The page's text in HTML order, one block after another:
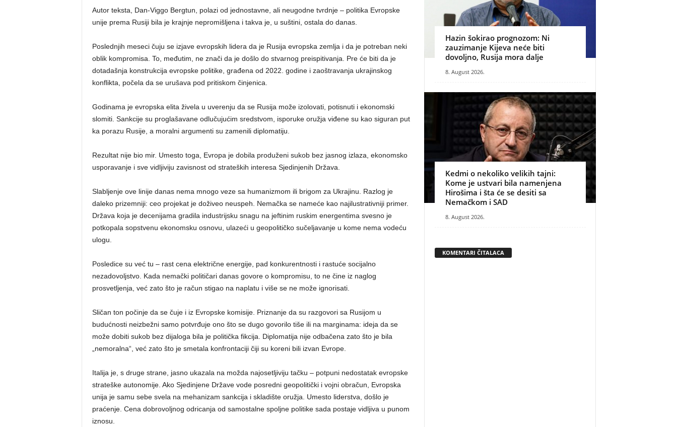
Autor teksta, Dan-Viggo Bergtun, polazi od jednostavne, ali neugodne tvrdnje – politika Evropske
unije prema Rusiji bila je krajnje nepromišljena i takva je, u suštini, ostala do danas.
Poslednjih meseci čuju se izjave evropskih lidera da je Rusija evropska zemlja i da je potreban neki
oblik kompromisa. To, međutim, ne znači da je došlo do stvarnog preispitivanja. Pre će biti da je
dotadašnja konstrukcija evropske politike, građena od 2022. godine i zaoštravanja ukrajinskog
konflikta, počela da se urušava pod pritiskom činjenica.
Godinama je evropska elita živela u uverenju da se Rusija može izolovati, potisnuti i ekonomski
slomiti. Sankcije su proglašavane odlučujućim sredstvom, isporuke oružja viđene su kao siguran put
ka porazu Rusije, a moralni argumenti su zamenili diplomatiju.
Rezultat nije bio mir. Umesto toga, Evropa je dobila produženi sukob bez jasnog izlaza, ekonomsko
usporavanje i sve vidljiviju zavisnost od strateških interesa Sjedinjenih Država.
Slabljenje ove linije danas nema mnogo veze sa humanizmom ili brigom za Ukrajinu. Razlog je
daleko prizemniji: ceo projekat je doživeo neuspeh. Nemačka se nameće kao najilustrativniji primer.
Država koja je decenijama gradila industrijsku snagu na jeftinim ruskim energentima svesno je
potkopala sopstvenu ekonomsku osnovu, ulazeći u geopolitičko sučeljavanje u kome nema vodeću
ulogu.
Posledice su već tu – rast cena električne energije, pad konkurentnosti i rastuće socijalno
nezadovoljstvo. Kada nemački političari danas govore o kompromisu, to ne čine iz naglog
prosvetljenja, već zato što je račun stigao na naplatu i više se ne može ignorisati.
Sličan ton počinje da se čuje i iz Evropske komisije. Priznanje da su razgovori sa Rusijom u
budućnosti neizbežni samo potvrđuje ono što se dugo govorilo tiše ili na marginama: ideja da se
može dobiti sukob bez dijaloga bila je politička fikcija. Diplomatija nije odbačena zato što je bila
„nemoralna“, već zato što je smetala konfrontaciji čiji su koreni bili izvan Evrope.
Italija je, s druge strane, jasno ukazala na možda najosetljiviju tačku – potpuni nedostatak evropske
strateške autonomije. Ako Sjedinjene Države vode posredni geopolitički i vojni obračun, Evropska
unija je samu sebe svela na mehanizam sankcija i skladište oružja. Umesto liderstva, došlo je
praćenje. Cena dobrovoljnog odricanja od samostalne spoljne politike sada postaje vidljiva u punom
iznosu.
Hazin šokirao prognozom: Ni
zauzimanje Kijeva neće biti
dovoljno, Rusija mora dalje
8. August 2026.
Kedmi o nekoliko velikih tajni:
Kome je ustvari bila namenjena
Hirošima i šta će se desiti sa
Nemačkom i SAD
8. August 2026.
KOMENTARI ČITALACA